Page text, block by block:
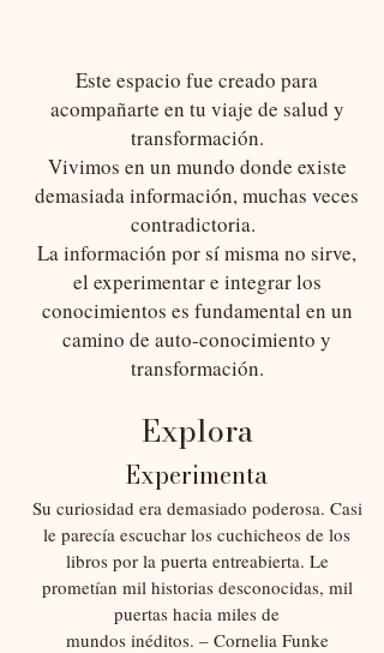
Este espacio fue creado para
acompañarte en tu viaje de salud y
transformación.
Vivimos en un mundo donde existe
demasiada información, muchas veces
contradictoria.
La información por sí misma no sirve,
el experimentar e integrar los
conocimientos es fundamental en un
camino de auto-conocimiento y
transformación.
Explora
Experimenta
Su curiosidad era demasiado poderosa. Casi
le parecía escuchar los cuchicheos de los
libros por la puerta entreabierta. Le
prometían mil historias desconocidas, mil
puertas hacia miles de
mundos inéditos. – Cornelia Funke